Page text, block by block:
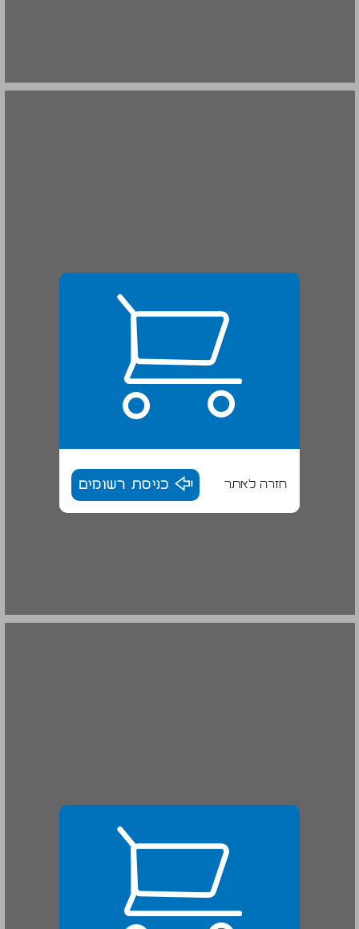
חזרה לאתר כניסת רשומים